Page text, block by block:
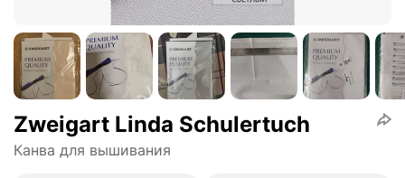
Zweigart Linda Schulertuch
Канва для вышивания